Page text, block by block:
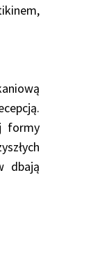
formy
dbają